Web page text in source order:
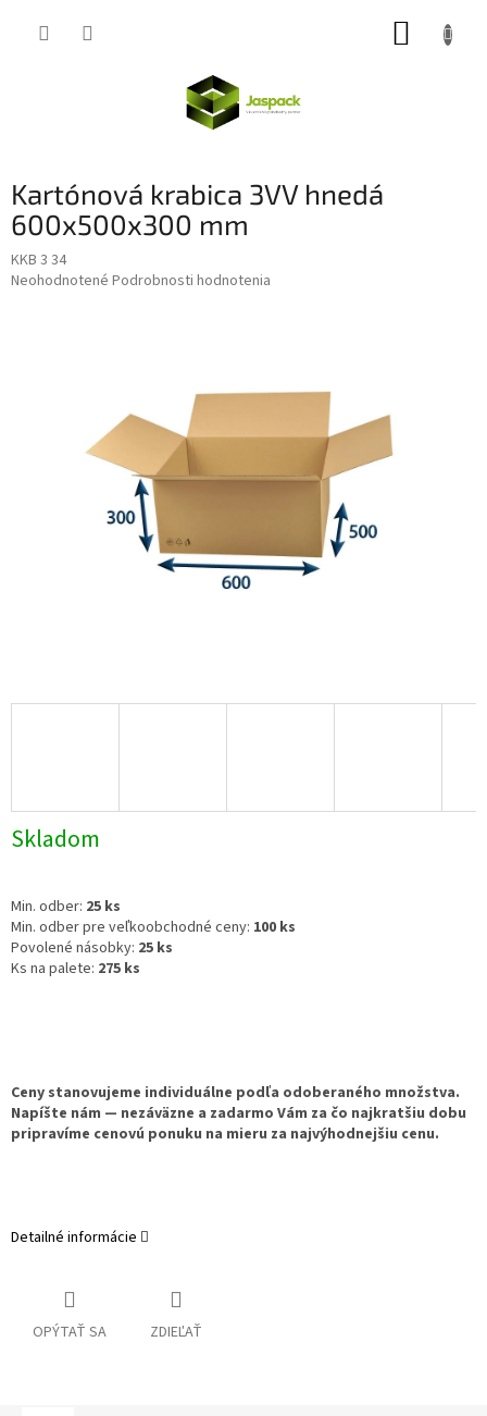
Kartónová krabica 3VV hnedá
600x500x300 mm
KKB 3 34
Priemerné
Neohodnotené Podrobnosti hodnotenia
Skladom
Min. odber: 25 ks
Min. odber pre veľkoobchodné ceny: 100 ks
Povolené násobky: 25 ks
Ks na palete: 275 ks
Ceny stanovujeme individuálne podľa odoberaného množstva.
Napíšte nám — nezáväzne a zadarmo Vám za čo najkratšiu dobu
pripravíme cenovú ponuku na mieru za najvýhodnejšiu cenu.
Detailné informácie
OPÝTAŤ SA ZDIEĽAŤ